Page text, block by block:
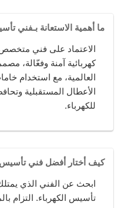
ما أهمية الاستعانة بـفني
الاعتماد على فني
كهربائية آمنة وفعّالة،
العالمية، مع استخدام
الأعطال المستقبلية
للكهرباء.
كيف أختار أفضل فني تأسيس
ابحث عن الفني الذي
تأسيس الكهرباء. التزام